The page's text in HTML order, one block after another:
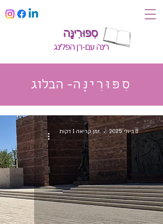
רינה עם-רן הפלינג
סִפּוּרִינָּה
סִפּוּרִינָּה- הבלוג
8 ביולי 2025 זמן קריאה 1 דקות